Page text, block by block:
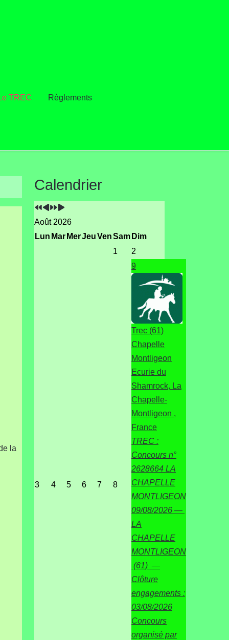
TREC Règlements
la
Calendrier
Année
précédente
Mois
précédent
Année
suivante
suivant
Août 2026
Lun Mar MerJeuVenSam Dim
1
2
3 4 5 6 7 8
9
Trec (61)
Chapelle
Montligeon
Ecurie du
Shamrock, La
Chapelle-
Montligeon ,
France
TREC :
Concours n°
2628664 LA
CHAPELLE
MONTLIGEON
09/08/2026 —
LA
CHAPELLE
MONTLIGEON
(61) —
Clôture
engagements :
03/08/2026
Concours
organisé par